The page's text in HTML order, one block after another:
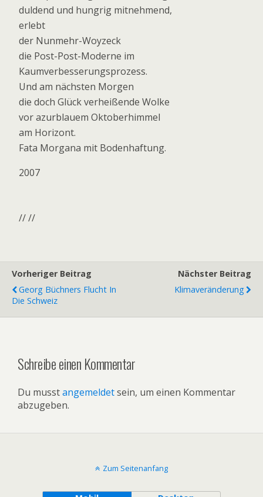
duldend und hungrig mitnehmend,
erlebt
der Nunmehr-Woyzeck
die Post-Post-Moderne im
Kaumverbesserungsprozess.
Und am nächsten Morgen
die doch Glück verheißende Wolke
vor azurblauem Oktoberhimmel
am Horizont.
Fata Morgana mit Bodenhaftung.
2007
// //
Vorheriger Beitrag
Georg Büchners Flucht In
Die Schweiz
Nächster Beitrag
Klimaveränderung
Schreibe einen Kommentar
Du musstangemeldetsein, um einen Kommentar
abzugeben.
Zum Seitenanfang